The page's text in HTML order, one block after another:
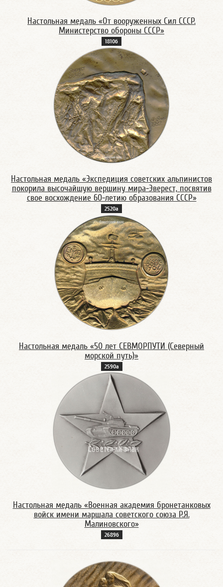
Настольная медаль «От вооруженных Сил СССР.
Министерство обороны СССР»
1810б
Настольная медаль «Экспедиция советских альпинистов
покорила высочайшую вершину мира-Эверест, посвятив
свое восхождение 60-летию образования СССР»
2520а
Настольная медаль «50 лет СЕВМОРПУТИ (Северный
морской путь)»
2590а
Настольная медаль «Военная академия бронетанковых
войск имени маршала советского союза Р.Я.
Малиновского»
2689б